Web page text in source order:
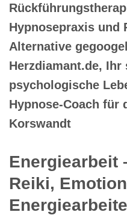
Hypnosepraxis und
Alternative
Herzdiamant.de,
psychologische
Hypnose-Coach für
Korswandt
Energiearbeit
Reiki,